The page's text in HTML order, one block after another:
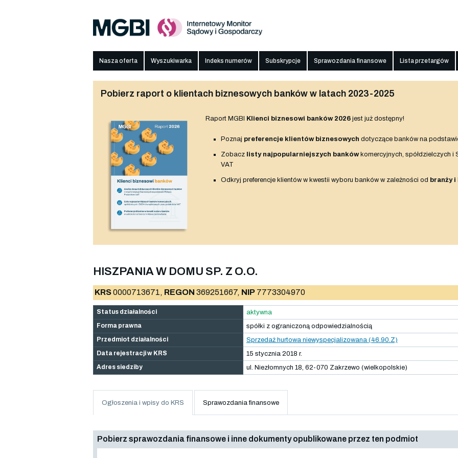
Nasza oferta Wyszukiwarka Indeks numerów Subskrypcje Sprawozdania finansowe Lista przetargów
Pobierz raport o klientach biznesowych banków w latach 2023-2025
Raport MGBI Klienci biznesowi banków 2026 jest już dostępny!
Poznaj preferencje klientów biznesowych dotyczące banków na
Zobacz listy najpopularniejszych bankówkomercyjnych, spółdzielczych i
VAT
Odkryj preferencje klientów w kwestii wyboru banków w zależności od branży
HISZPANIA W DOMU SP. Z O.O.
KRS0000713671, REGON 369251667, NIP 7773304970
Status działalności
aktywna
Forma prawna
spółki z ograniczoną odpowiedzialnością
Przedmiot działalności
Sprzedaż hurtowa niewyspecjalizowana (46.90.Z)
Data rejestracji w KRS
15 stycznia 2018 r.
Adres siedziby
ul. Niezłomnych 18, 62-070 Zakrzewo (wielkopolskie)
Ogłoszenia i wpisy do KRS Sprawozdania finansowe
Pobierz sprawozdania finansowe i inne dokumenty opublikowane przez ten podmiot